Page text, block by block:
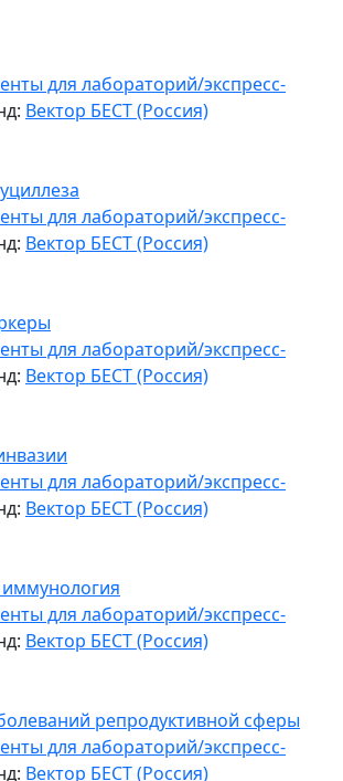
для лабораторий/экспресс-
Вектор БЕСТ (Россия)
для лабораторий/экспресс-
Вектор БЕСТ (Россия)
для лабораторий/экспресс-
Вектор БЕСТ (Россия)
для лабораторий/экспресс-
Вектор БЕСТ (Россия)
для лабораторий/экспресс-
Вектор БЕСТ (Россия)
репродуктивной сферы
для лабораторий/экспресс-
Вектор БЕСТ (Россия)